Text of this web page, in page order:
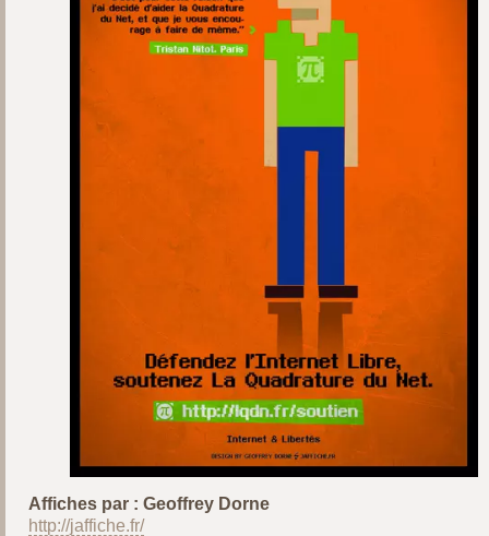
Affiches par : Geoffrey Dorne
http://jaffiche.fr/